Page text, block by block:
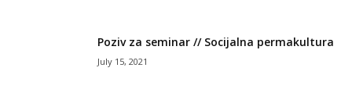
Poziv za seminar // Socijalna permakultura
July 15, 2021